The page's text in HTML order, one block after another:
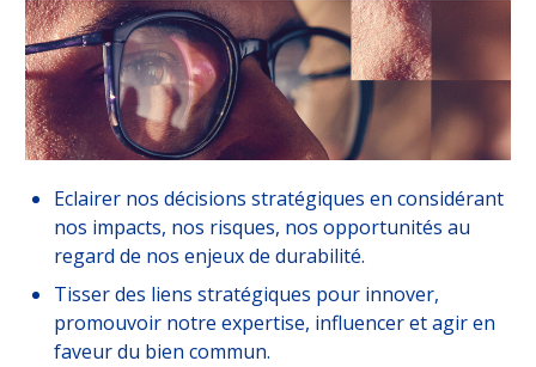
ORGANISATION INTERNATIONALE
CORRESPONDANT D’ENTREPRISE / RH
ESPACE RH GARANTIE OBSÈQUES
Eclairer nos décisions stratégiques en considérant
nos impacts, nos risques, nos opportunités au
regard de nos enjeux de durabilité.
Tisser des liens stratégiques pour innover,
promouvoir notre expertise, influencer et agir en
faveur du bien commun.